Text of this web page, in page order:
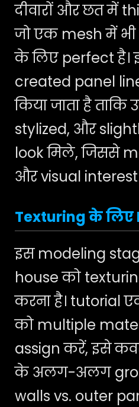
दीवारों और छत में
जो एक mesh में
के लिए perfect है।
created panel
किया जाता है
stylized, और
look मिले, जिससे
और visual interest
Texturing के लिए
इस modeling
house को
करना है। tutorial
को multiple
assign करें, इसे
के अलग-अलग
walls vs. outer